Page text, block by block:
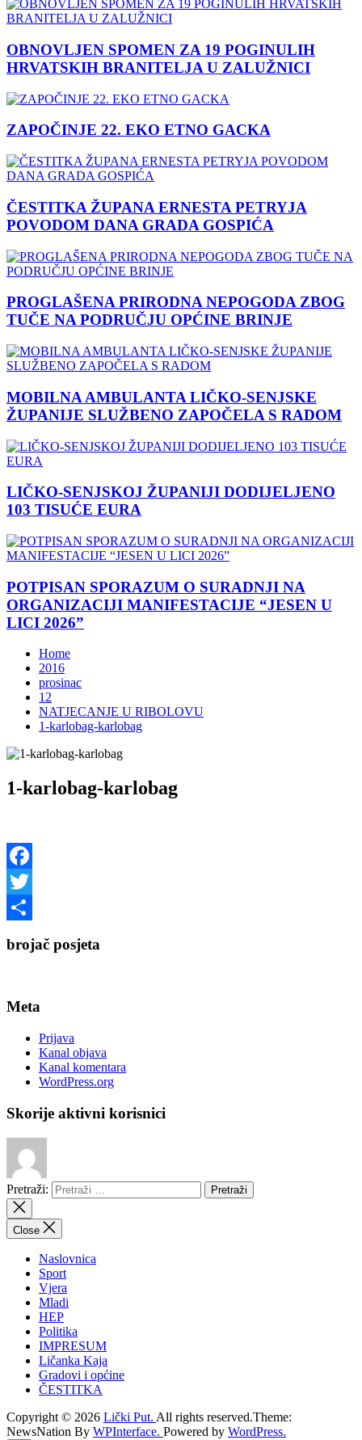
OBNOVLJEN SPOMEN ZA 19 POGINULIH
HRVATSKIH BRANITELJA U ZALUŽNICI
ZAPOČINJE 22. EKO ETNO GACKA
ČESTITKA ŽUPANA ERNESTA PETRYJA
POVODOM DANA GRADA GOSPIĆA
PROGLAŠENA PRIRODNA NEPOGODA ZBOG
TUČE NA PODRUČJU OPĆINE BRINJE
MOBILNA AMBULANTA LIČKO-SENJSKE
ŽUPANIJE SLUŽBENO ZAPOČELA S RADOM
LIČKO-SENJSKOJ ŽUPANIJI DODIJELJENO
103 TISUĆE EURA
POTPISAN SPORAZUM O SURADNJI NA
ORGANIZACIJI MANIFESTACIJE “JESEN U
LICI 2026”
Home
2016
prosinac
12
NATJECANJE U RIBOLOVU
1-karlobag-karlobag
1-karlobag-karlobag
Facebook
Twitter
brojač posjeta
Meta
Prijava
Kanal objava
Kanal komentara
WordPress.org
Skorije aktivni korisnici
Pretraži:
Close
Naslovnica
Sport
Vjera
Mladi
HEP
Politika
IMPRESUM
Ličanka Kaja
Gradovi i općine
ČESTITKA
Copyright © 2026 Lički Put. All rights reserved.Theme:
NewsNation By WPInterface. Powered by WordPress.